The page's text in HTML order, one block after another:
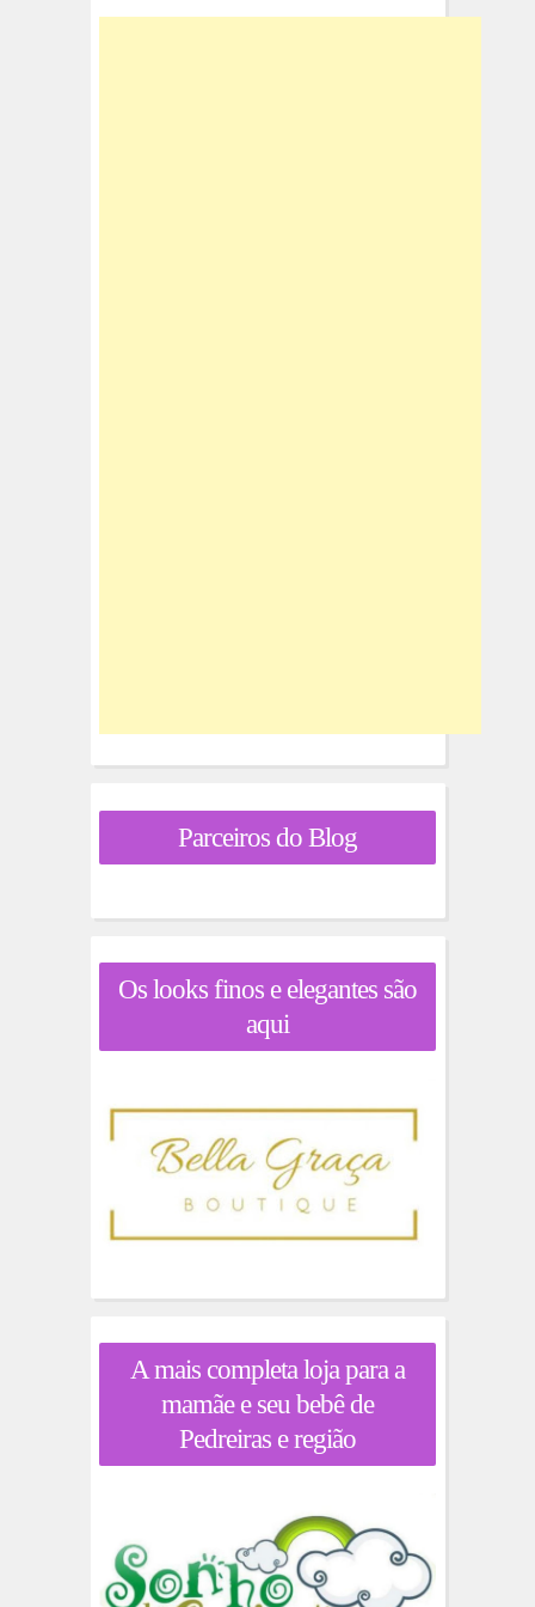
Parceiros do Blog
Os looks finos e elegantes são
aqui
A mais completa loja para a
mamãe e seu bebê de
Pedreiras e região